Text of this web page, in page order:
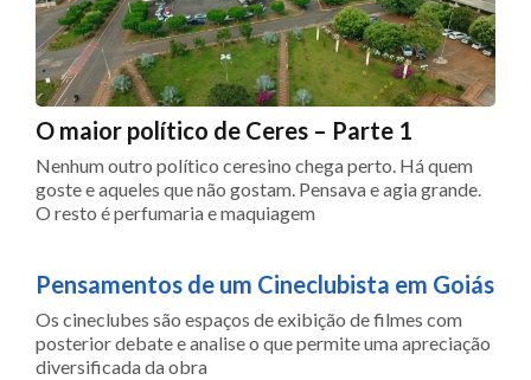
O maior político de Ceres – Parte 1
Nenhum outro político ceresino chega perto. Há quem
goste e aqueles que não gostam. Pensava e agia grande.
O resto é perfumaria e maquiagem
Pensamentos de um Cineclubista em Goiás
Os cineclubes são espaços de exibição de filmes com
posterior debate e analise o que permite uma apreciação
diversificada da obra